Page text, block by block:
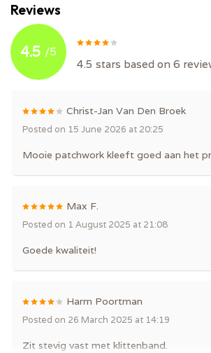
Reviews
4.5 /5
4.5 stars based on 6
Christ-Jan Van Den Broek
Posted on 15 June 2026 at 20:25
Mooie patchwork kleeft goed aan het
Max F.
Posted on 1 August 2025 at 21:08
Goede kwaliteit!
Harm Poortman
Posted on 26 March 2025 at 14:19
Zit stevig vast met klittenband.